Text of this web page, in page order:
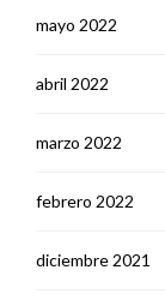
mayo 2022
abril 2022
marzo 2022
febrero 2022
diciembre 2021